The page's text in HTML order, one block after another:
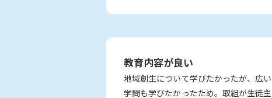
教育内容が良い
地域創生について学びたかったが、広い
学問も学びたかったため。取組が生徒主